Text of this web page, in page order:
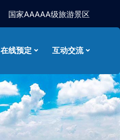
国家AAAAA级旅游景区
在线预定 互动交流